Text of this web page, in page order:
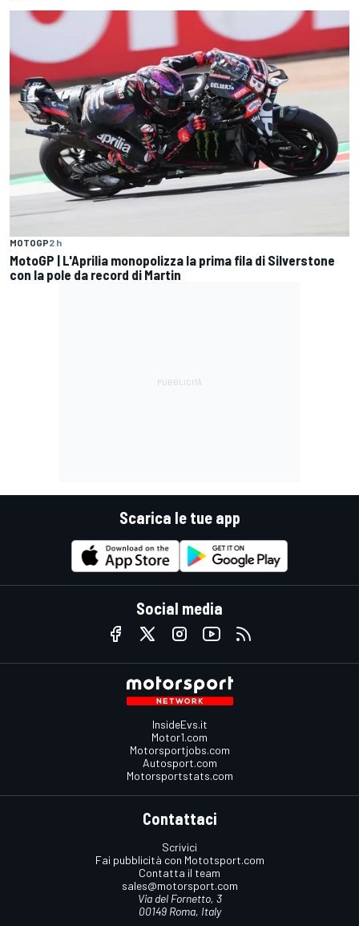
MOTOGP2 h
MotoGP | L'Aprilia monopolizza la prima fila di Silverstone
con la pole da record di Martin
Scarica le tue app
Social media
InsideEvs.it
Motor1.com
Motorsportjobs.com
Autosport.com
Motorsportstats.com
Contattaci
Scrivici
Fai pubblicità con Mototsport.com
Contatta il team
sales@motorsport.com
Via del Fornetto, 3
00149 Roma, Italy